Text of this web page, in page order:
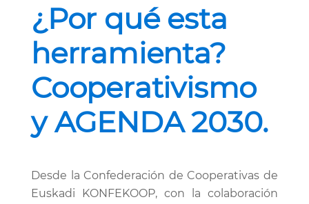
¿Por qué esta
herramienta?
Cooperativismo
y AGENDA 2030.
Desde la Confederación de Cooperativas de
Euskadi KONFEKOOP, con la colaboración